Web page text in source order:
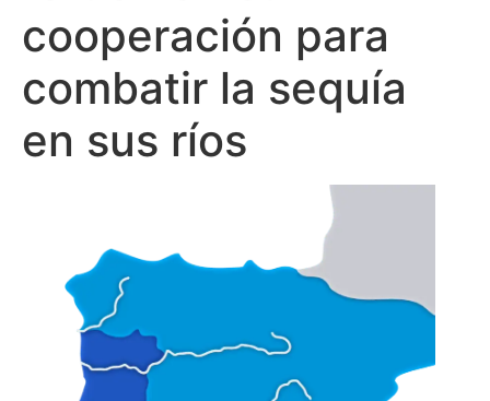
cooperación para
combatir la sequía
en sus ríos